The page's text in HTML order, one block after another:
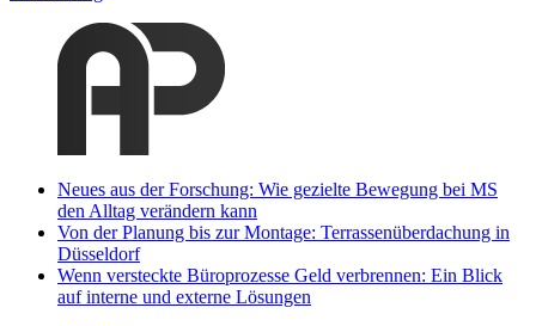
Neues aus der Forschung: Wie gezielte Bewegung bei MS
den Alltag verändern kann
Von der Planung bis zur Montage: Terrassenüberdachung in
Düsseldorf
Wenn versteckte Büroprozesse Geld verbrennen: Ein Blick
auf interne und externe Lösungen